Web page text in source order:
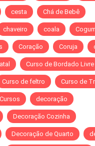
cesta Chá de Bebê
chaveiro coala
Coração Coruja
Curso de Bordado Livre
Curso de feltro Curso de
Cursos decoração
Decoração Cozinha
Decoração de Quarto